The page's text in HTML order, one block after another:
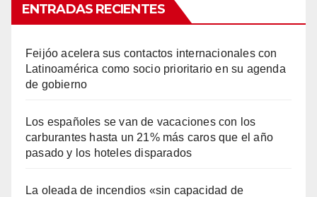
ENTRADAS RECIENTES
Feijóo acelera sus contactos internacionales con
Latinoamérica como socio prioritario en su agenda
de gobierno
Los españoles se van de vacaciones con los
carburantes hasta un 21% más caros que el año
pasado y los hoteles disparados
La oleada de incendios «sin capacidad de